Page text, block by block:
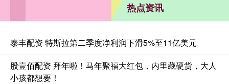
热点资讯
泰丰配资 特斯拉第二季度净利润下滑5%至11亿美元
股壹佰配资 拜年啦！马年聚福大红包，内里藏硬货，大人
小孩都想要！